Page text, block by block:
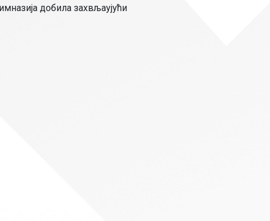
особље
добила захвљаујући